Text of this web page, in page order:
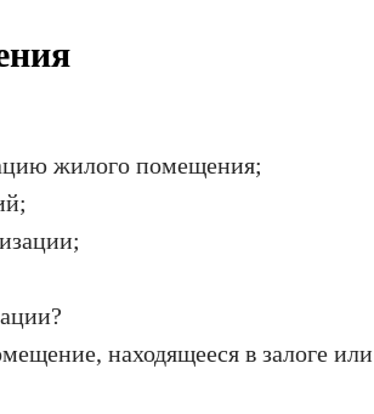
жилого помещения;
находящееся в залоге